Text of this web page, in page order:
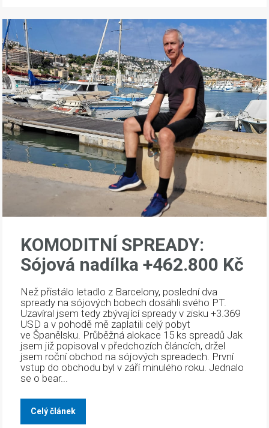
KOMODITNÍ SPREADY:
Sójová nadílka +462.800 Kč
Než přistálo letadlo z Barcelony, poslední dva
spready na sójových bobech dosáhli svého PT.
Uzavíral jsem tedy zbývající spready v zisku +3.369
USD a v pohodě mě zaplatili celý pobyt
ve Španělsku. Průběžná alokace 15 ks spreadů Jak
jsem již popisoval v předchozích článcích, držel
jsem roční obchod na sójových spreadech. První
vstup do obchodu byl v září minulého roku. Jednalo
se o bear...
Celý článek